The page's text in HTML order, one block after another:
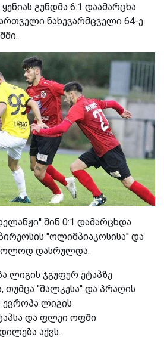
გუნდმა 6:1 დაამარცხა
ნახევარმცველი 64-ე
შინ 0:1 დამარცხდა
''ოლიმპიაკოსისა'' და
დასრულდა.
ლიგის ჯგუფურ ეტაპზე
თუმცა ''შალკესა'' და პრაღის
ევროპა ლიგის
და ფლეი ოფში
აქვს.